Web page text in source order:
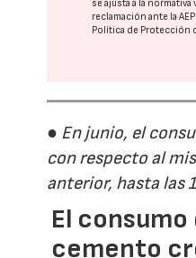
se ajusta a la
reclamación ante la
Política de Protección
● En junio, el
con respecto al
anterior, hasta las
El consumo
cemento